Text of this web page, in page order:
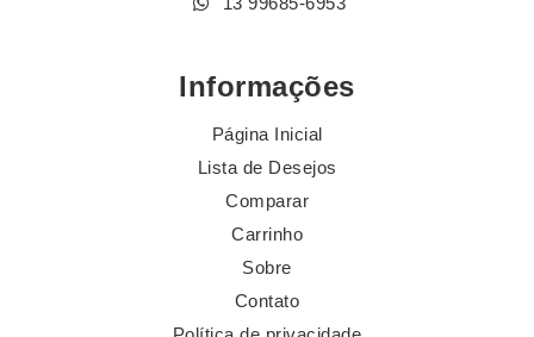
Informações
Página Inicial
Lista de Desejos
Comparar
Carrinho
Sobre
Contato